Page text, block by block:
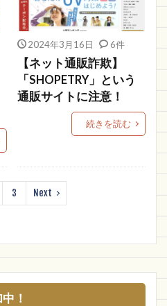
POTRIY
PRONTO
ルド
SNS運用代行
給付金
Banvit
ルイヴィトン
precocirico
記念セール
moikor
店舗受け取り
う MAMUTE
爆安
VOXMEDIDA
SHOPNOW
正規販売店
通販生活
2024年3月16日 6件
【ネット通販詐欺】
「SHOPETRY」という
通販サイトに注意！
続きを読む
3 Next
！